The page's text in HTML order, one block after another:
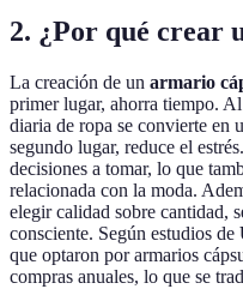
2. ¿Por qué crear
La creación de un armario
primer lugar, ahorra tiempo.
diaria de ropa se convierte en
segundo lugar, reduce el
decisiones a tomar, lo que
relacionada con la moda.
elegir calidad sobre cantidad,
consciente. Según estudios de
que optaron por armarios
compras anuales, lo que se